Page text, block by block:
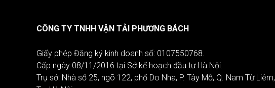
CÔNG TY TNHH VẬN TẢI PHƯƠNG BÁCH
Giấy phép Đăng ký kinh doanh số: 0107550768.
Cấp ngày 08/11/2016 tại Sở kế hoạch đầu tư Hà Nội.
Trụ sở: Nhà số 25, ngõ 122, phố Do Nha, P. Tây Mỗ, Q. Nam Từ Liêm,